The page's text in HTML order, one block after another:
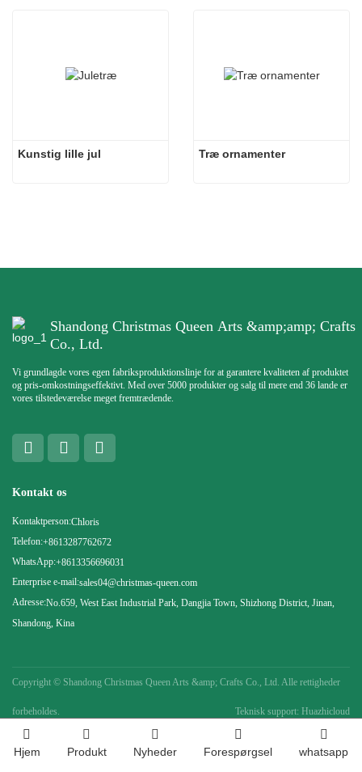
Kunstig lille jul Træ ornamenter
Shandong Christmas Queen Arts &amp;amp; Crafts
Co., Ltd.
Vi grundlagde vores egen fabriksproduktionslinje for at garantere kvaliteten af ​​produktet
og pris-omkostningseffektivt. Med over 5000 produkter og salg til mere end 36 lande er
vores tilstedeværelse meget fremtrædende.
Kontakt os
Kontaktperson:Chloris
Telefon:+8613287762672
WhatsApp:+8613356696031
Enterprise e-mail:sales04@christmas-queen.com
Adresse:No.659, West East Industrial Park, Dangjia Town, Shizhong District, Jinan,
Shandong, Kina
Copyright © Shandong Christmas Queen Arts &amp; Crafts Co., Ltd. Alle rettigheder
forbeholdes. Teknisk support: Huazhicloud
Hjem Produkt Nyheder Forespørgsel whatsapp